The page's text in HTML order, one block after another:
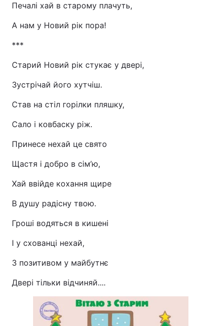
Печалі хай в старому плачуть,
А нам у Новий рік пора!
***
Старий Новий рік стукає у двері,
Зустрічай його хутчіш.
Став на стіл горілки пляшку,
Сало і ковбаску ріж.
Принесе нехай це свято
Щастя і добро в сім’ю,
Хай ввійде кохання щире
В душу радісну твою.
Гроші водяться в кишені
І у схованці нехай,
З позитивом у майбутнє
Двері тільки відчиняй....